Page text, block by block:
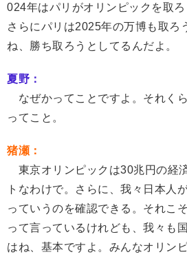
024年はパリがオリンピックを取ろ
さらにパリは2025年の万博も取ろ
ね、勝ち取ろうとしてるんだよ。
夏野：
なぜかってことですよ。それく
ってこと。
猪瀬：
東京オリンピックは30兆円の経
トなわけで。さらに、我々日本人
っていうのを確認できる。それこ
って言っているけれども、我々も
はね、基本ですよ。みんなオリン